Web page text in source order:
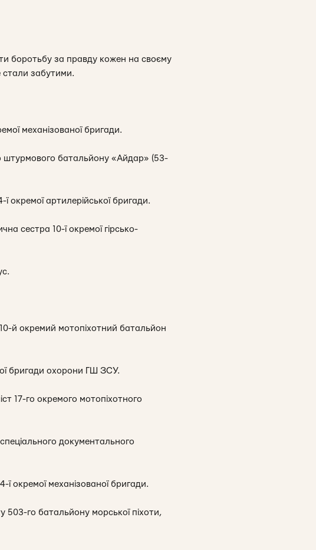
боротьбу за правду кожен на своєму
стали забутими.
механізованої бригади.
штурмового батальйону «Айдар» (53-
окремої артилерійської бригади.
сестра 10-ї окремої гірсько-
й окремий мотопіхотний батальйон
бригади охорони ГШ ЗСУ.
17-го окремого мотопіхотного
документального
окремої механізованої бригади.
503-го батальйону морської піхоти,